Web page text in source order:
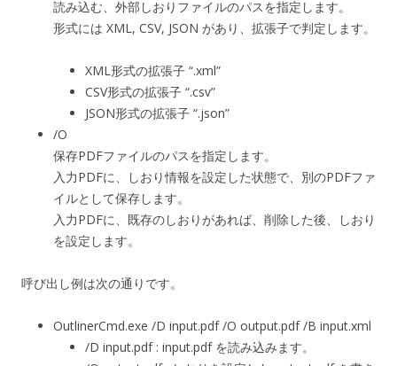
読み込む、外部しおりファイルのパスを指定します。
形式には XML, CSV, JSON があり、拡張子で判定します。
XML形式の拡張子 “.xml”
CSV形式の拡張子 “.csv”
JSON形式の拡張子 “.json”
/O
保存PDFファイルのパスを指定します。
入力PDFに、しおり情報を設定した状態で、別のPDFファ
イルとして保存します。
入力PDFに、既存のしおりがあれば、削除した後、しおり
を設定します。
呼び出し例は次の通りです。
OutlinerCmd.exe /D input.pdf /O output.pdf /B input.xml
/D input.pdf : input.pdf を読み込みます。